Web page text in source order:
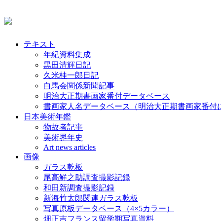
テキスト
年紀資料集成
黒田清輝日記
久米桂一郎日記
白馬会関係新聞記事
明治大正期書画家番付データベース
書画家人名データベース（明治大正期書画家番付
日本美術年鑑
物故者記事
美術界年史
Art news articles
画像
ガラス乾板
尾高鮮之助調査撮影記録
和田新調査撮影記録
新海竹太郎関連ガラス乾板
写真原板データベース（4×5カラー）
畑正吉フランス留学期写真資料